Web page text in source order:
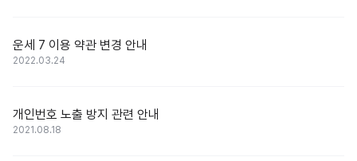
운세 7 이용 약관 변경 안내
2022.03.24
개인번호 노출 방지 관련 안내
2021.08.18